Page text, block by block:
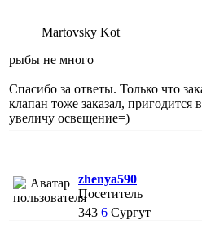
Martovsky Kot
рыбы не много
Спасибо за ответы. Только что
клапан тоже заказал, пригодится
увеличу освещение=)
zhenya590
Посетитель
343 6 Сургут